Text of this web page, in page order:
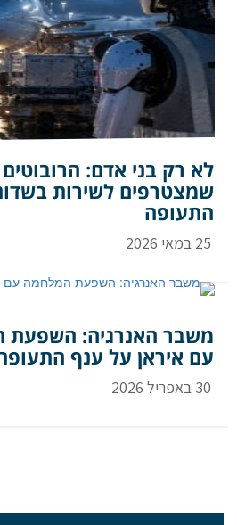
לא רק בני אדם: הרובוטים
שמצטרפים לשירות
התעופה
25 במאי 2026
משבר האנרגיה: השפעת
עם איראן על ענף
30 באפריל 2026